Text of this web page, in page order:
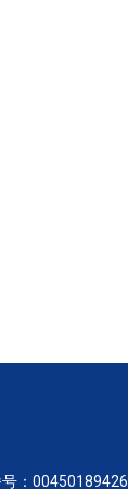
：00450189426